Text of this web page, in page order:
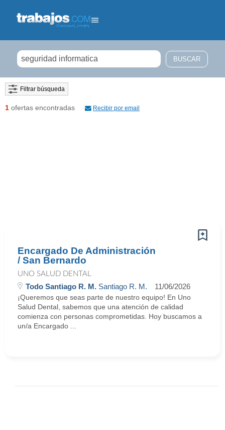
Filtrar búsqueda
1 ofertas encontradas Recibir por email
Encargado De Administración
/ San Bernardo
UNO SALUD DENTAL
Todo Santiago R. M. Santiago R. M. 11/06/2026
¡Queremos que seas parte de nuestro equipo! En Uno
Salud Dental, sabemos que una atención de calidad
comienza con personas comprometidas. Hoy buscamos a
un/a Encargado ...